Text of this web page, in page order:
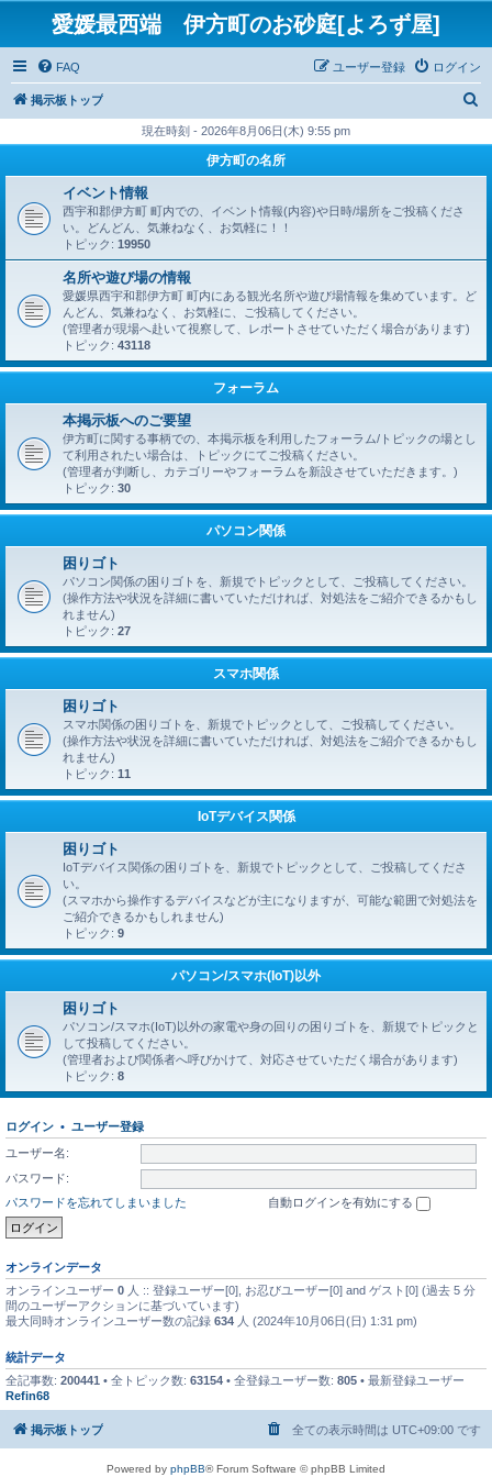
愛媛最西端 伊方町のお砂庭[よろず屋]
FAQ ログイン
ユーザー登録
掲示板トップ
現在時刻 - 2026年8月06日(木) 9:55 pm
伊方町の名所
イベント情報
西宇和郡伊方町 町内での、イベント情報(内容)や日時/場所をご投稿くださ
い。どんどん、気兼ねなく、お気軽に！！
トピック: 19950
名所や遊び場の情報
愛媛県西宇和郡伊方町 町内にある観光名所や遊び場情報を集めています。ど
んどん、気兼ねなく、お気軽に、ご投稿してください。
(管理者が現場へ赴いて視察して、レポートさせていただく場合があります)
トピック: 43118
フォーラム
本掲示板へのご要望
伊方町に関する事柄での、本掲示板を利用したフォーラム/トピックの場とし
て利用されたい場合は、トピックにてご投稿ください。
(管理者が判断し、カテゴリーやフォーラムを新設させていただきます。)
トピック: 30
パソコン関係
困りゴト
パソコン関係の困りゴトを、新規でトピックとして、ご投稿してください。
(操作方法や状況を詳細に書いていただければ、対処法をご紹介できるかもし
れません)
トピック: 27
スマホ関係
困りゴト
スマホ関係の困りゴトを、新規でトピックとして、ご投稿してください。
(操作方法や状況を詳細に書いていただければ、対処法をご紹介できるかもし
れません)
トピック: 11
IoTデバイス関係
困りゴト
IoTデバイス関係の困りゴトを、新規でトピックとして、ご投稿してくださ
い。
(スマホから操作するデバイスなどが主になりますが、可能な範囲で対処法を
ご紹介できるかもしれません)
トピック: 9
パソコン/スマホ(IoT)以外
困りゴト
パソコン/スマホ(IoT)以外の家電や身の回りの困りゴトを、新規でトピックと
して投稿してください。
(管理者および関係者へ呼びかけて、対応させていただく場合があります)
トピック: 8
ログイン • ユーザー登録
ユーザー名:
パスワード:
パスワードを忘れてしまいました
自動ログインを有効にする
オンラインデータ
オンラインユーザー 0 人 :: 登録ユーザー[0], お忍びユーザー[0] and ゲスト[0] (過去 5 分
間のユーザーアクションに基づいています)
最大同時オンラインユーザー数の記録 634 人 (2024年10月06日(日) 1:31 pm)
統計データ
全記事数: 200441 • 全トピック数: 63154 • 全登録ユーザー数: 805 • 最新登録ユーザー
Refin68
掲示板トップ 全ての表示時間は UTC+09:00 です
Powered by phpBB® Forum Software © phpBB Limited